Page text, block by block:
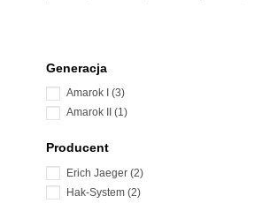
Generacja
Amarok I (3)
Amarok II (1)
Producent
Erich Jaeger (2)
Hak-System (2)